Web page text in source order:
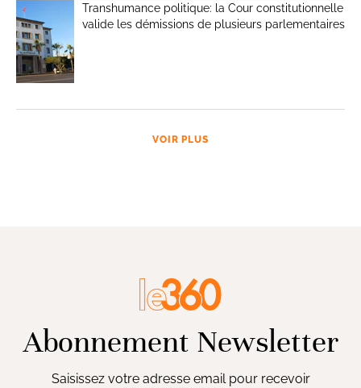
Transhumance politique: la Cour constitutionnelle
valide les démissions de plusieurs parlementaires
VOIR PLUS
Abonnement Newsletter
Saisissez votre adresse email pour recevoir